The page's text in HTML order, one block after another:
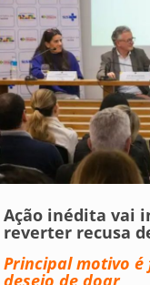
Ação inédita vai
reverter recusa
Principal motivo
desejo de doar